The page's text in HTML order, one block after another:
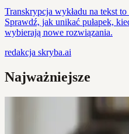
Transkrypcja wykładu na tekst
Sprawdź, jak unikać pułapek,
wybierają nowe rozwiązania.
redakcja skryba.ai
Najważniejsze